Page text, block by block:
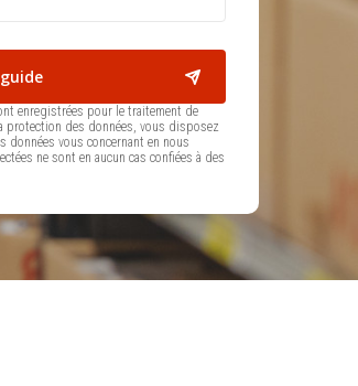
enregistrées pour le traitement de
protection des données, vous disposez
données vous concernant en nous
ne sont en aucun cas confiées à des